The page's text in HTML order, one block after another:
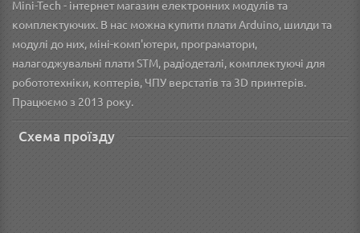
Mini-Tech - інтернет магазин електронних модулів та
комплектуючих. В нас можна купити плати Arduino, шилди та
модулі до них, міні-комп'ютери, програматори,
налагоджувальні плати STM, радіодеталі, комплектуючі для
робототехніки, коптерів, ЧПУ верстатів та 3D принтерів.
Працюємо з 2013 року.
Схема проїзду